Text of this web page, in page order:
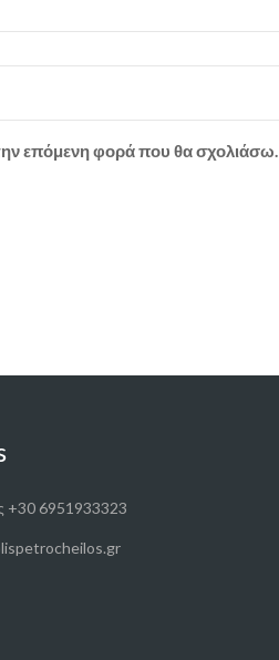
επόμενη φορά που θα σχολιάσω.
+30 6951933323